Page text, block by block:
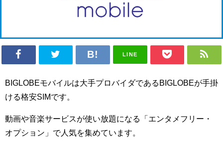
LINE
BIGLOBEモバイルは大手プロバイダであるBIGLOBEが手掛
ける格安SIMです。
動画や音楽サービスが使い放題になる「エンタメフリー・
オプション」で人気を集めています。